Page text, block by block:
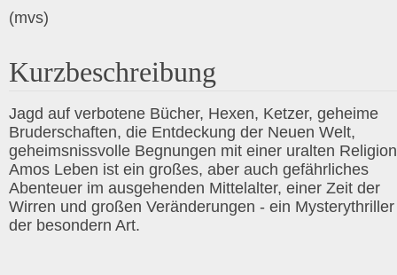
(mvs)
Kurzbeschreibung
Jagd auf verbotene Bücher, Hexen, Ketzer, geheime
Bruderschaften, die Entdeckung der Neuen Welt,
geheimsnissvolle Begnungen mit einer uralten
Amos Leben ist ein großes, aber auch gefährliches
Abenteuer im ausgehenden Mittelalter, einer Zeit der
Wirren und großen Veränderungen - ein Mysterythriller
der besondern Art.